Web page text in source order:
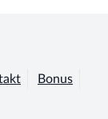
Bonus